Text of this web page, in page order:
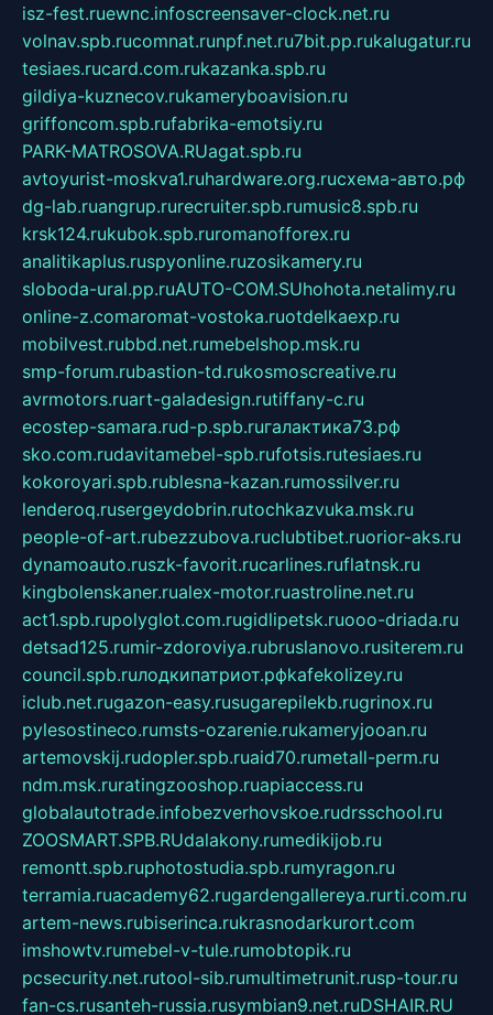
isz-fest.ruewnc.infoscreensaver-clock.net.ru
volnav.spb.rucomnat.runpf.net.ru7bit.pp.rukalugatur.ru
tesiaes.rucard.com.rukazanka.spb.ru
gildiya-kuznecov.rukameryboavision.ru
griffoncom.spb.rufabrika-emotsiy.ru
PARK-MATROSOVA.RUagat.spb.ru
avtoyurist-moskva1.ruhardware.org.ruсхема-авто.рф
dg-lab.ruangrup.rurecruiter.spb.rumusic8.spb.ru
krsk124.rukubok.spb.ruromanofforex.ru
analitikaplus.ruspyonline.ruzosikamery.ru
sloboda-ural.pp.ruAUTO-COM.SUhohota.netalimy.ru
online-z.comaromat-vostoka.ruotdelkaexp.ru
mobilvest.rubbd.net.rumebelshop.msk.ru
smp-forum.rubastion-td.rukosmoscreative.ru
avrmotors.ruart-galadesign.rutiffany-c.ru
ecostep-samara.rud-p.spb.ruгалактика73.рф
sko.com.rudavitamebel-spb.rufotsis.rutesiaes.ru
kokoroyari.spb.rublesna-kazan.rumossilver.ru
lenderoq.rusergeydobrin.rutochkazvuka.msk.ru
people-of-art.rubezzubova.ruclubtibet.ruorior-aks.ru
dynamoauto.ruszk-favorit.rucarlines.ruflatnsk.ru
kingbolenskaner.rualex-motor.ruastroline.net.ru
act1.spb.rupolyglot.com.rugidlipetsk.ruooo-driada.ru
detsad125.rumir-zdoroviya.rubruslanovo.rusiterem.ru
council.spb.ruлодкипатриот.рфkafekolizey.ru
iclub.net.rugazon-easy.rusugarepilekb.rugrinox.ru
pylesostineco.rumsts-ozarenie.rukameryjooan.ru
artemovskij.rudopler.spb.ruaid70.rumetall-perm.ru
ndm.msk.ruratingzooshop.ruapiaccess.ru
globalautotrade.infobezverhovskoe.rudrsschool.ru
ZOOSMART.SPB.RUdalakony.rumedikijob.ru
remontt.spb.ruphotostudia.spb.rumyragon.ru
terramia.ruacademy62.rugardengallereya.rurti.com.ru
artem-news.rubiserinca.rukrasnodarkurort.com
imshowtv.rumebel-v-tule.rumobtopik.ru
pcsecurity.net.rutool-sib.rumultimetrunit.rusp-tour.ru
fan-cs.rusanteh-russia.rusymbian9.net.ruDSHAIR.RU